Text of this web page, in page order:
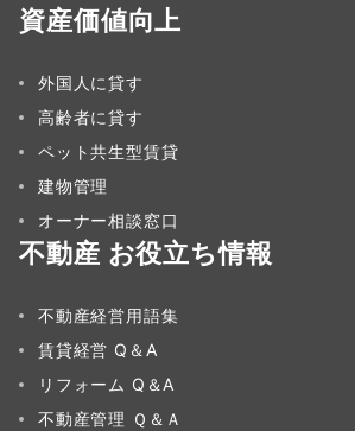
資産価値向上
外国人に貸す
高齢者に貸す
ペット共生型賃貸
建物管理
オーナー相談窓口
不動産 お役立ち情報
不動産経営用語集
賃貸経営 Q＆A
リフォーム Q＆A
不動産管理 Ｑ＆Ａ